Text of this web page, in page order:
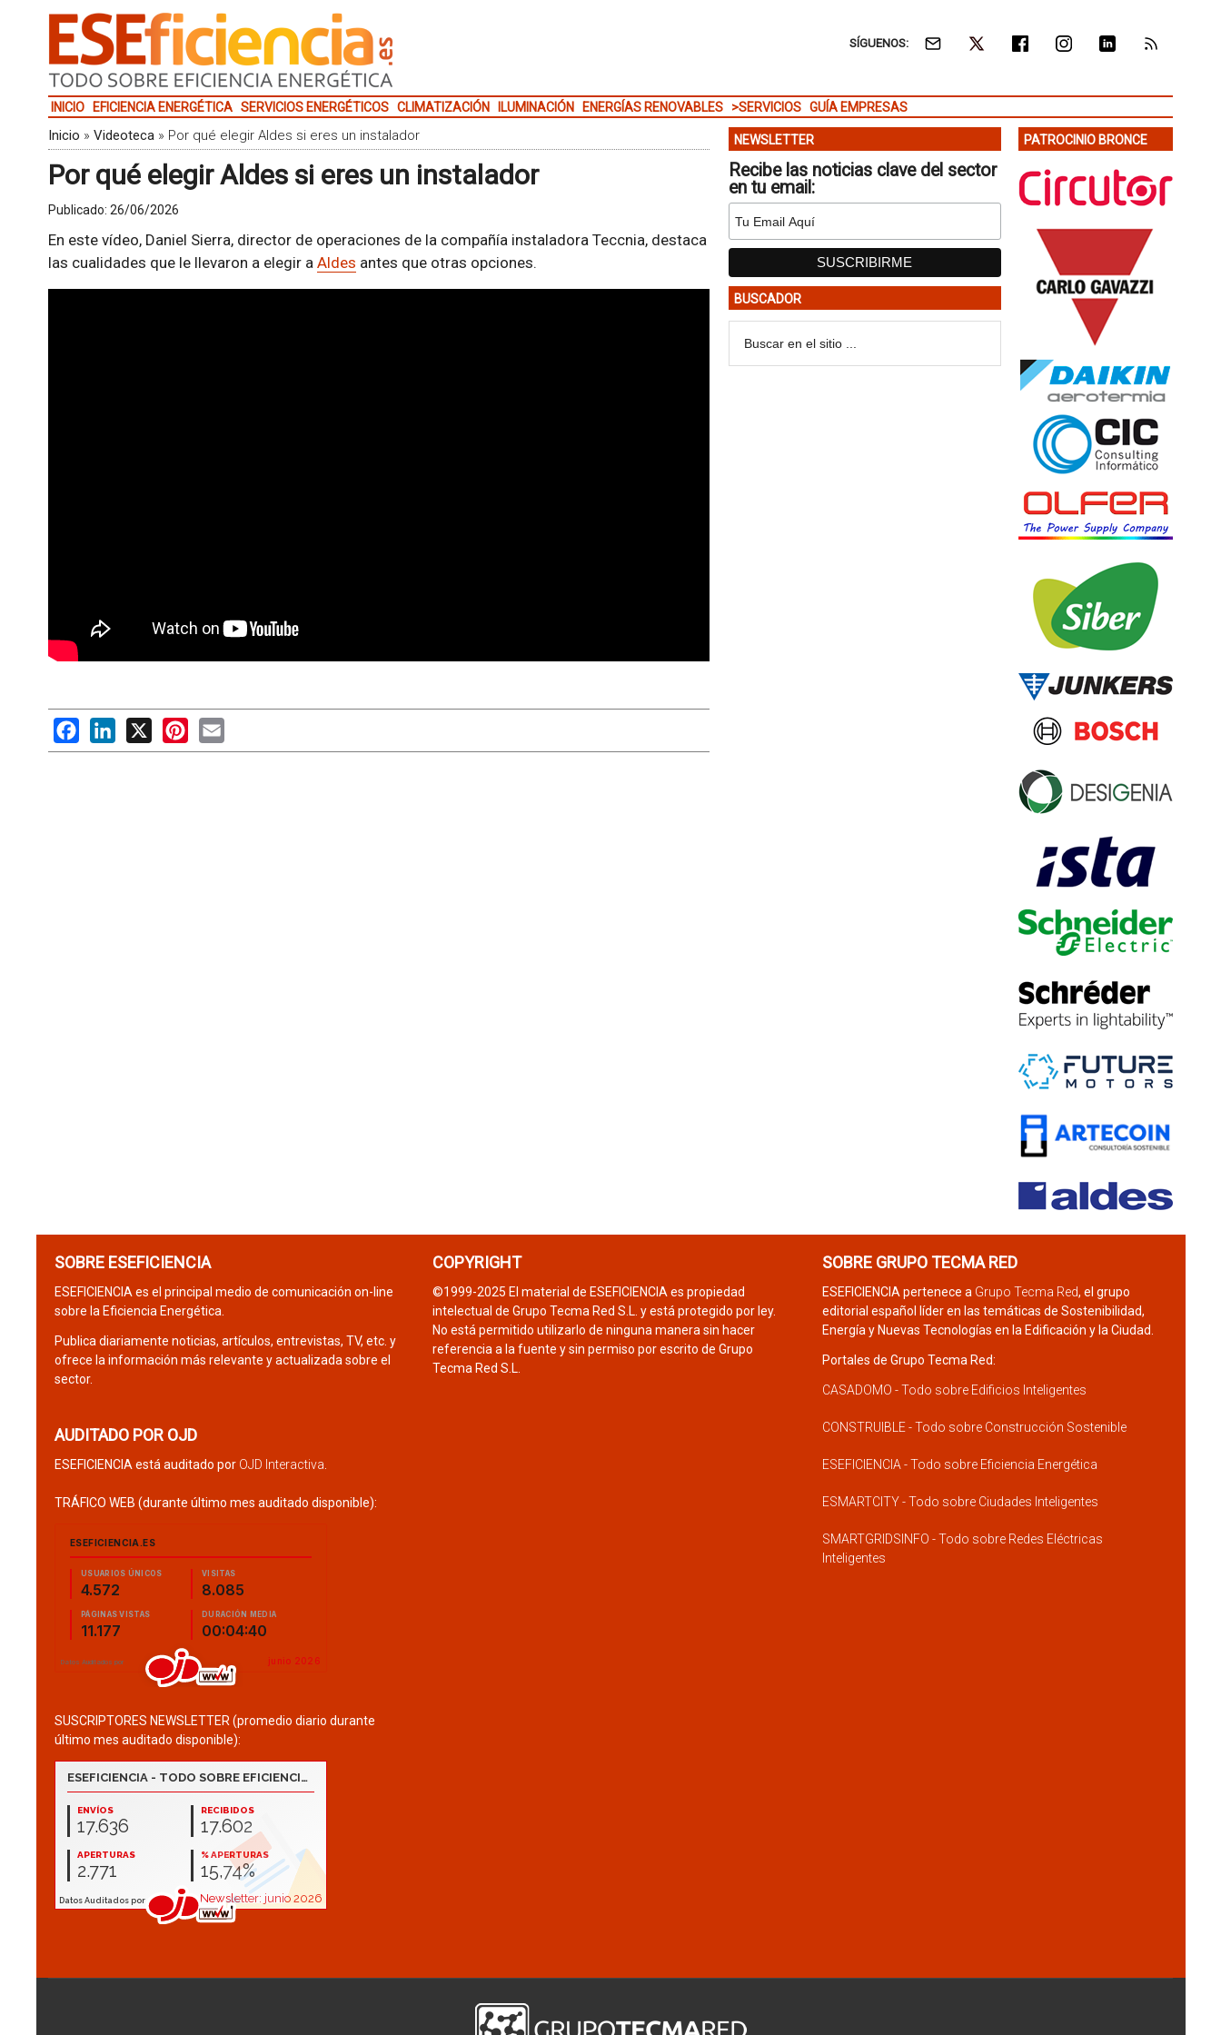
SÍGUENOS:
INICIO EFICIENCIA ENERGÉTICA SERVICIOS ENERGÉTICOS CLIMATIZACIÓN ILUMINACIÓN ENERGÍAS RENOVABLES >SERVICIOS GUÍA EMPRESAS
Inicio » Videoteca» Por qué elegir Aldes si eres un instalador
Por qué elegir Aldes si eres un instalador
Publicado: 26/06/2026
En este vídeo, Daniel Sierra, director de operaciones de la compañía instaladora Teccnia, destaca
las cualidades que le llevaron a elegir a Aldes antes que otras opciones.
FacebookLinkedIn
X PinterestEmail
NEWSLETTER
Recibe las noticias clave del sector
en tu email:
BUSCADOR
PATROCINIO BRONCE
SOBRE ESEFICIENCIA
ESEFICIENCIA es el principal medio de comunicación on-line
sobre la Eficiencia Energética.
Publica diariamente noticias, artículos, entrevistas, TV, etc. y
ofrece la información más relevante y actualizada sobre el
sector.
AUDITADO POR OJD
ESEFICIENCIA está auditado por OJD Interactiva
TRÁFICO WEB (durante último mes auditado disponible):
SUSCRIPTORES NEWSLETTER (promedio diario durante
último mes auditado disponible):
COPYRIGHT
©1999-2025 El material de ESEFICIENCIA es propiedad
intelectual de Grupo Tecma Red S.L. y está protegido por ley.
No está permitido utilizarlo de ninguna manera sin hacer
referencia a la fuente y sin permiso por escrito de Grupo
Tecma Red S.L.
SOBRE GRUPO TECMA RED
ESEFICIENCIA pertenece a Grupo Tecma Red, el grupo
editorial español líder en las temáticas de Sostenibilidad,
Energía y Nuevas Tecnologías en la Edificación y la Ciudad.
Portales de Grupo Tecma Red:
CASADOMO - Todo sobre Edificios Inteligentes
CONSTRUIBLE - Todo sobre Construcción Sostenible
ESEFICIENCIA - Todo sobre Eficiencia Energética
ESMARTCITY - Todo sobre Ciudades Inteligentes
SMARTGRIDSINFO - Todo sobre Redes Eléctricas
Inteligentes